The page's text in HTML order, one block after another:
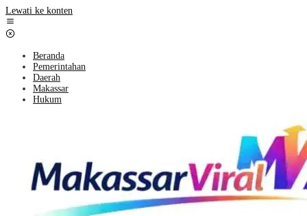
Lewati ke konten
Beranda
Pemerintahan
Daerah
Makassar
Hukum